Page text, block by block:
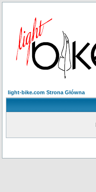
light-bike.com Strona Główna